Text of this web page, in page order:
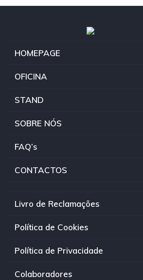
HOMEPAGE
OFICINA
STAND
SOBRE NÓS
FAQ’s
CONTACTOS
Livro de Reclamações
Política de Cookies
Política de Privacidade
Colaboradores